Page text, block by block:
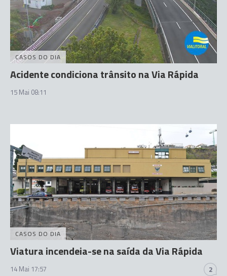
CASOS DO DIA
Acidente condiciona trânsito na Via Rápida
15 Mai 08:11
CASOS DO DIA
Viatura incendeia-se na saída da Via Rápida
14 Mai 17:57 2